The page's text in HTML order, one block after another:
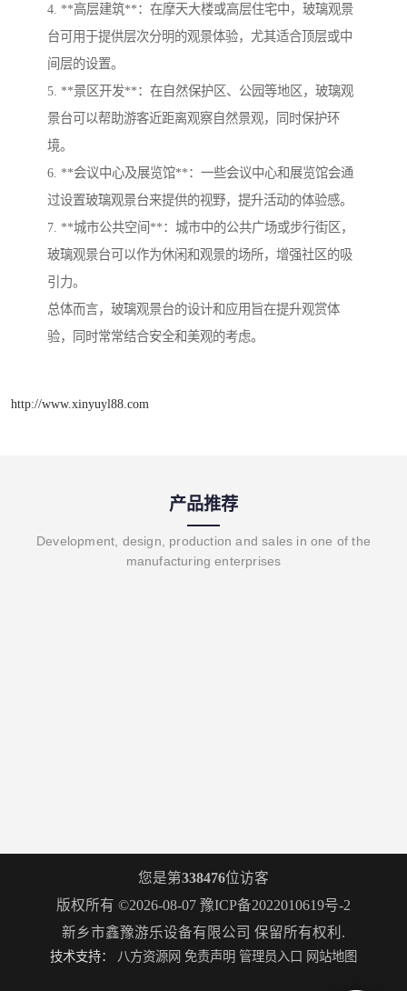
4. **高层建筑**：在摩天大楼或高层住宅中，玻璃观景
台可用于提供层次分明的观景体验，尤其适合顶层或中
间层的设置。
5. **景区开发**：在自然保护区、公园等地区，玻璃观
景台可以帮助游客近距离观察自然景观，同时保护环
境。
6. **会议中心及展览馆**：一些会议中心和展览馆会通
过设置玻璃观景台来提供的视野，提升活动的体验感。
7. **城市公共空间**：城市中的公共广场或步行街区，
玻璃观景台可以作为休闲和观景的场所，增强社区的吸
引力。
总体而言，玻璃观景台的设计和应用旨在提升观赏体
验，同时常常结合安全和美观的考虑。
http://www.xinyuyl88.com
产品推荐
Development, design, production and sales in one of the
manufacturing enterprises
您是第338476位访客
版权所有 ©2026-08-07 豫ICP备2022010619号-2
新乡市鑫豫游乐设备有限公司 保留所有权利.
技术支持： 八方资源网 免责声明 管理员入口 网站地图